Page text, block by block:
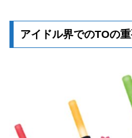
アイドル界でのTOの